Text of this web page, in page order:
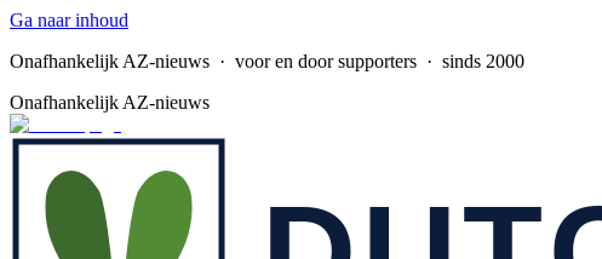
Ga naar inhoud
Onafhankelijk AZ-nieuws · voor en door supporters · sinds 2000
Onafhankelijk AZ-nieuws